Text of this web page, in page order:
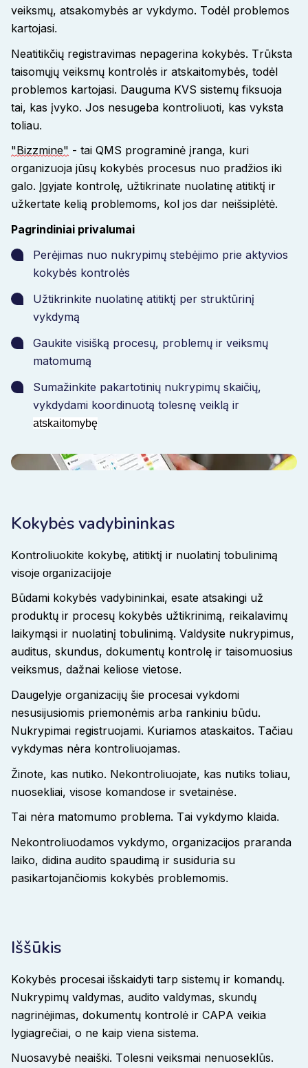
veiksmų, atsakomybės ar vykdymo. Todėl problemos
kartojasi.
Neatitikčių registravimas nepagerina kokybės. Trūksta
taisomųjų veiksmų kontrolės ir atskaitomybės, todėl
problemos kartojasi. Dauguma KVS sistemų fiksuoja
tai, kas įvyko. Jos nesugeba kontroliuoti, kas vyksta
toliau.
"Bizzmine" - tai QMS programinė įranga, kuri
organizuoja jūsų kokybės procesus nuo pradžios iki
galo. Įgyjate kontrolę, užtikrinate nuolatinę atitiktį ir
užkertate kelią problemoms, kol jos dar neišsiplėtė.
Pagrindiniai privalumai
Perėjimas nuo nukrypimų stebėjimo prie aktyvios
kokybės kontrolės
Užtikrinkite nuolatinę atitiktį per struktūrinį
vykdymą
Gaukite visišką procesų, problemų ir veiksmų
matomumą
Sumažinkite pakartotinių nukrypimų skaičių,
vykdydami koordinuotą tolesnę veiklą ir
atskaitomybę
Kokybės vadybininkas
Kontroliuokite kokybę, atitiktį ir nuolatinį tobulinimą
visoje organizacijoje
Būdami kokybės vadybininkai, esate atsakingi už
produktų ir procesų kokybės užtikrinimą, reikalavimų
laikymąsi ir nuolatinį tobulinimą. Valdysite nukrypimus,
auditus, skundus, dokumentų kontrolę ir taisomuosius
veiksmus, dažnai keliose vietose.
Daugelyje organizacijų šie procesai vykdomi
nesusijusiomis priemonėmis arba rankiniu būdu.
Nukrypimai registruojami. Kuriamos ataskaitos. Tačiau
vykdymas nėra kontroliuojamas.
Žinote, kas nutiko. Nekontroliuojate, kas nutiks toliau,
nuosekliai, visose komandose ir svetainėse.
Tai nėra matomumo problema. Tai vykdymo klaida.
Nekontroliuodamos vykdymo, organizacijos praranda
laiko, didina audito spaudimą ir susiduria su
pasikartojančiomis kokybės problemomis.
Iššūkis
Kokybės procesai išskaidyti tarp sistemų ir komandų.
Nukrypimų valdymas, audito valdymas, skundų
nagrinėjimas, dokumentų kontrolė ir CAPA veikia
lygiagrečiai, o ne kaip viena sistema.
Nuosavybė neaiški. Tolesni veiksmai nenuoseklūs.